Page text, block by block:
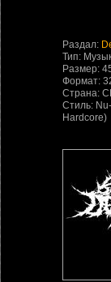
Раздал:
Тип:
Размер:
Формат:
Страна:
Стиль:
Hardcore)